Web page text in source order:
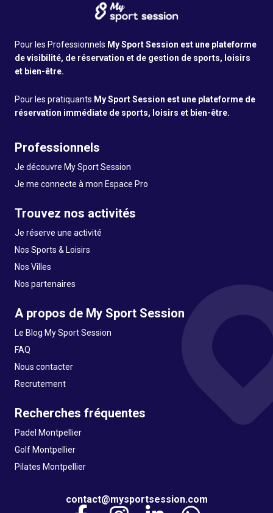
Pour les Professionnels My Sport Session est une plateforme
de visibilité, de réservation et de gestion de sports, loisirs
et bien-être.
Pour les pratiquants My Sport Session est une plateforme de
réservation immédiate de sports, loisirs et bien-être.
Professionnels
Je découvre My Sport Session
Je me connecte à mon Espace Pro
Trouvez nos activités
Je réserve une activité
Nos Sports & Loisirs
Nos Villes
Nos partenaires
A propos de My Sport Session
Le Blog My Sport Session
FAQ
Nous contacter
Recrutement
Recherches fréquentes
Padel Montpellier
Golf Montpellier
Pilates Montpellier
contact@mysportsession.com